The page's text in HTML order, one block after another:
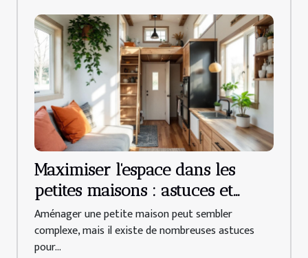
Maximiser l'espace dans les
petites maisons : astuces et
conseils
Aménager une petite maison peut sembler
complexe, mais il existe de nombreuses astuces
pour...